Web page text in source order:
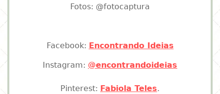
Fotos: @fotocaptura
Facebook: Encontrando Ideias
Instagram: @encontrandoideias
Pinterest: Fabiola Teles.